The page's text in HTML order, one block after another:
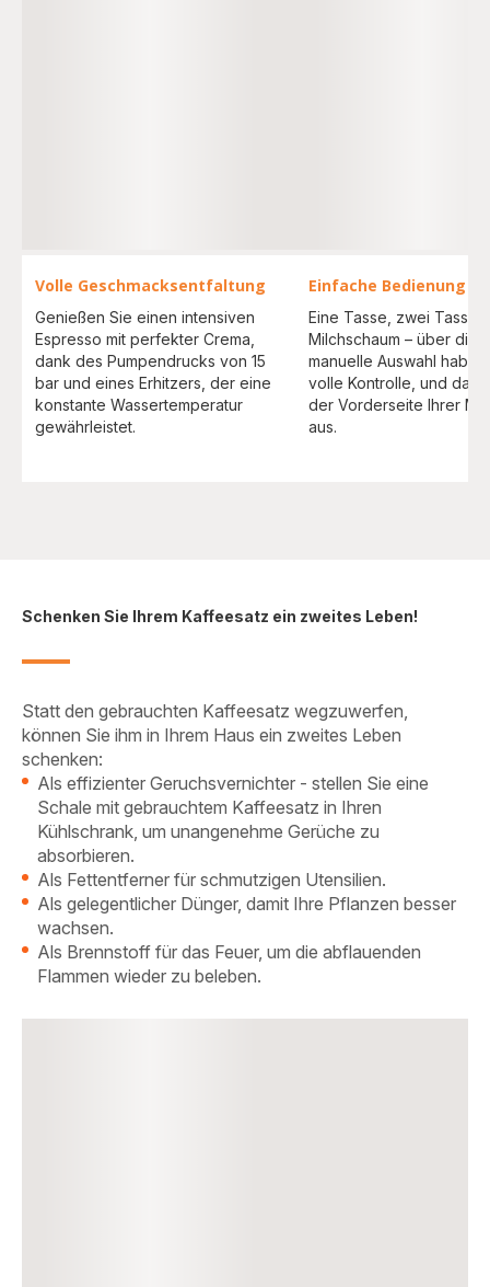
Volle Geschmacksentfaltung
Genießen Sie einen intensiven
Espresso mit perfekter Crema,
dank des Pumpendrucks von 15
bar und eines Erhitzers, der eine
konstante Wassertemperatur
gewährleistet.
Einfache Bedienung
Eine Tasse, zwei
Milchschaum – über die
manuelle Auswahl
volle Kontrolle, und das
der Vorderseite Ihrer
aus.
Schenken Sie Ihrem Kaffeesatz ein zweites Leben!
Statt den gebrauchten Kaffeesatz wegzuwerfen,
können Sie ihm in Ihrem Haus ein zweites Leben
schenken:
Als effizienter Geruchsvernichter - stellen Sie eine
Schale mit gebrauchtem Kaffeesatz in Ihren
Kühlschrank, um unangenehme Gerüche zu
absorbieren.
Als Fettentferner für schmutzigen Utensilien.
Als gelegentlicher Dünger, damit Ihre Pflanzen besser
wachsen.
Als Brennstoff für das Feuer, um die abflauenden
Flammen wieder zu beleben.